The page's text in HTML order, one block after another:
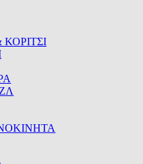
ΚΟΡΙΤΣΙ